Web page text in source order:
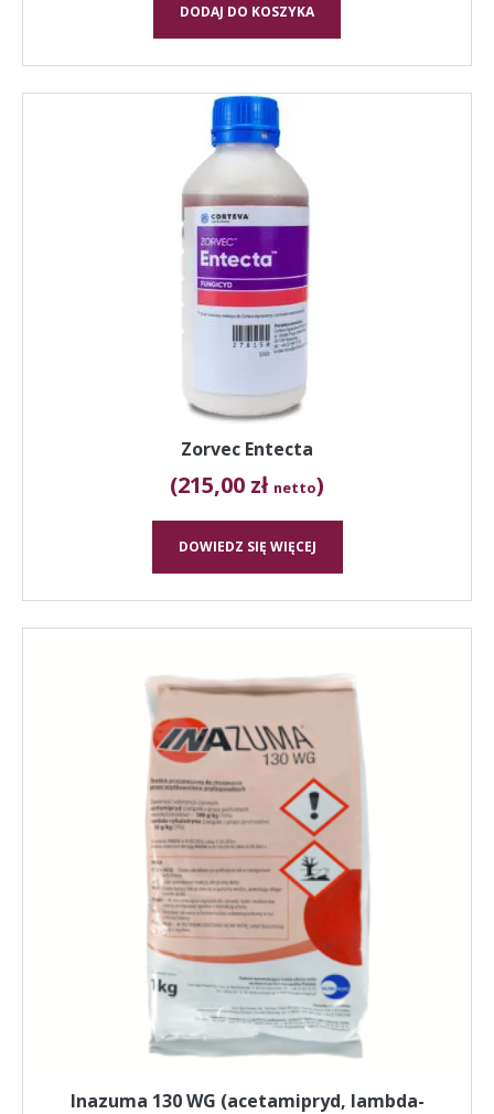
DODAJ DO KOSZYKA
Zorvec Entecta
(215,00 zł netto)
DOWIEDZ SIĘ WIĘCEJ
Inazuma 130 WG (acetamipryd, lambda-